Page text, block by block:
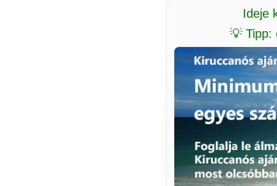
Ideje
💡 Tipp: